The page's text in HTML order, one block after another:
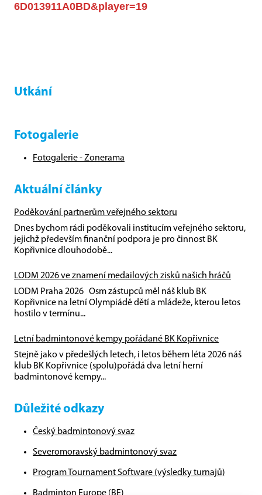
6D013911A0BD&player=19
Utkání
Fotogalerie
Fotogalerie - Zonerama
Aktuální články
Poděkování partnerům veřejného sektoru
Dnes bychom rádi poděkovali institucím veřejného sektoru,
jejichž především finanční podpora je pro činnost BK
Kopřivnice dlouhodobě...
LODM 2026 ve znamení medailových zisků našich hráčů
LODM Praha 2026 Osm zástupců měl náš klub BK
Kopřivnice na letní Olympiádě dětí a mládeže, kterou letos
hostilo v termínu...
Letní badmintonové kempy pořádané BK Kopřivnice
Stejně jako v předešlých letech, i letos během léta 2026 náš
klub BK Kopřivnice (spolu)pořádá dva letní herní
badmintonové kempy...
Důležité odkazy
Český badmintonový svaz
Severomoravský badmintonový svaz
Program Tournament Software (výsledky turnajů)